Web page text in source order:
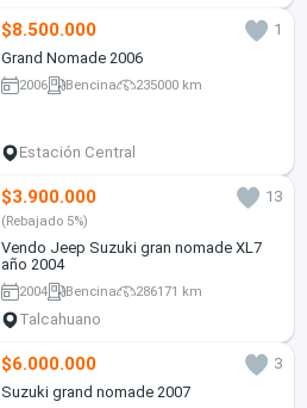
$8.500.000
1
Grand Nomade 2006
2006 Bencina 235000 km
Estación Central
$3.900.000 13
(Rebajado 5%)
Vendo Jeep Suzuki gran nomade XL7
año 2004
2004 Bencina 286171 km
Talcahuano
$6.000.000
3
Suzuki grand nomade 2007